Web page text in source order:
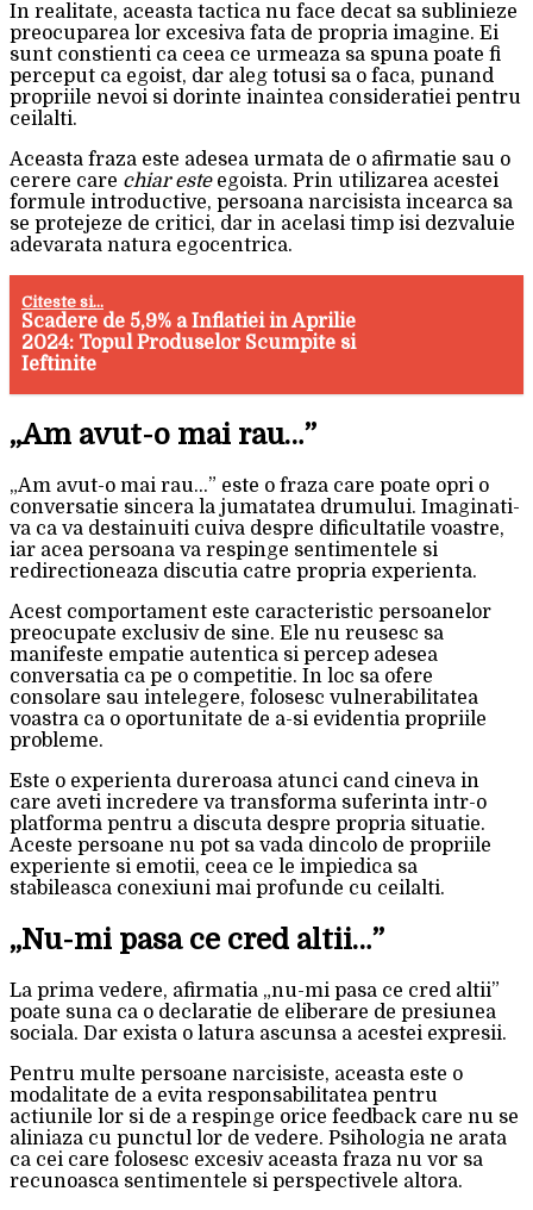
In realitate, aceasta tactica nu face decat sa sublinieze
preocuparea lor excesiva fata de propria imagine. Ei
sunt constienti ca ceea ce urmeaza sa spuna poate fi
perceput ca egoist, dar aleg totusi sa o faca, punand
propriile nevoi si dorinte inaintea consideratiei pentru
ceilalti.
Aceasta fraza este adesea urmata de o afirmatie sau o
cerere care chiar esteegoista. Prin utilizarea acestei
formule introductive, persoana narcisista incearca sa
se protejeze de critici, dar in acelasi timp isi dezvaluie
adevarata natura egocentrica.
Citeste si...
Scadere de 5,9% a Inflatiei in Aprilie
2024: Topul Produselor Scumpite si
Ieftinite
„Am avut-o mai rau…”
„Am avut-o mai rau…” este o fraza care poate opri o
conversatie sincera la jumatatea drumului. Imaginati-
va ca va destainuiti cuiva despre dificultatile voastre,
iar acea persoana va respinge sentimentele si
redirectioneaza discutia catre propria experienta.
Acest comportament este caracteristic persoanelor
preocupate exclusiv de sine. Ele nu reusesc sa
manifeste empatie autentica si percep adesea
conversatia ca pe o competitie. In loc sa ofere
consolare sau intelegere, folosesc vulnerabilitatea
voastra ca o oportunitate de a-si evidentia propriile
probleme.
Este o experienta dureroasa atunci cand cineva in
care aveti incredere va transforma suferinta intr-o
platforma pentru a discuta despre propria situatie.
Aceste persoane nu pot sa vada dincolo de propriile
experiente si emotii, ceea ce le impiedica sa
stabileasca conexiuni mai profunde cu ceilalti.
„Nu-mi pasa ce cred altii…”
La prima vedere, afirmatia „nu-mi pasa ce cred altii”
poate suna ca o declaratie de eliberare de presiunea
sociala. Dar exista o latura ascunsa a acestei expresii.
Pentru multe persoane narcisiste, aceasta este o
modalitate de a evita responsabilitatea pentru
actiunile lor si de a respinge orice feedback care nu se
aliniaza cu punctul lor de vedere. Psihologia ne arata
ca cei care folosesc excesiv aceasta fraza nu vor sa
recunoasca sentimentele si perspectivele altora.